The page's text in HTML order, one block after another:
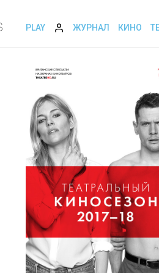
PLAY ЖУРНАЛ КИНО